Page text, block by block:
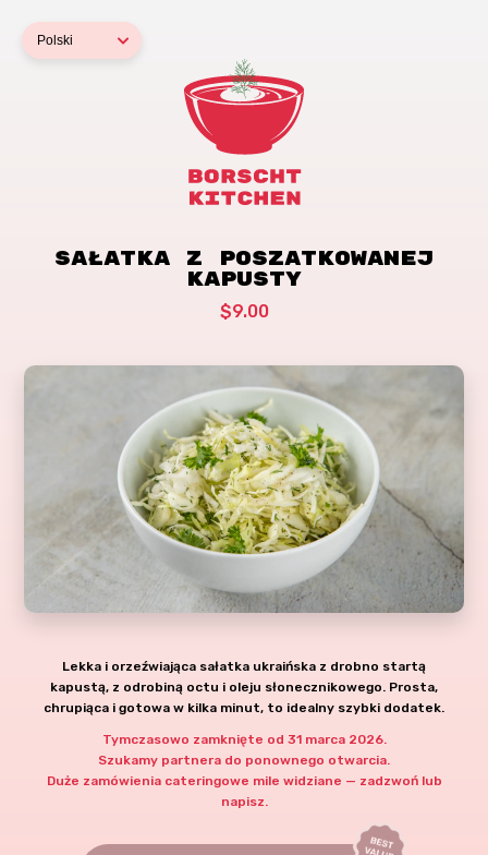
Sałatka z poszatkowanej
kapusty
$9.00
Lekka i orzeźwiająca sałatka ukraińska z drobno startą
kapustą, z odrobiną octu i oleju słonecznikowego. Prosta,
chrupiąca i gotowa w kilka minut, to idealny szybki dodatek.
Tymczasowo zamknięte od 31 marca 2026.
Szukamy partnera do ponownego otwarcia.
Duże zamówienia cateringowe mile widziane — zadzwoń lub
napisz.